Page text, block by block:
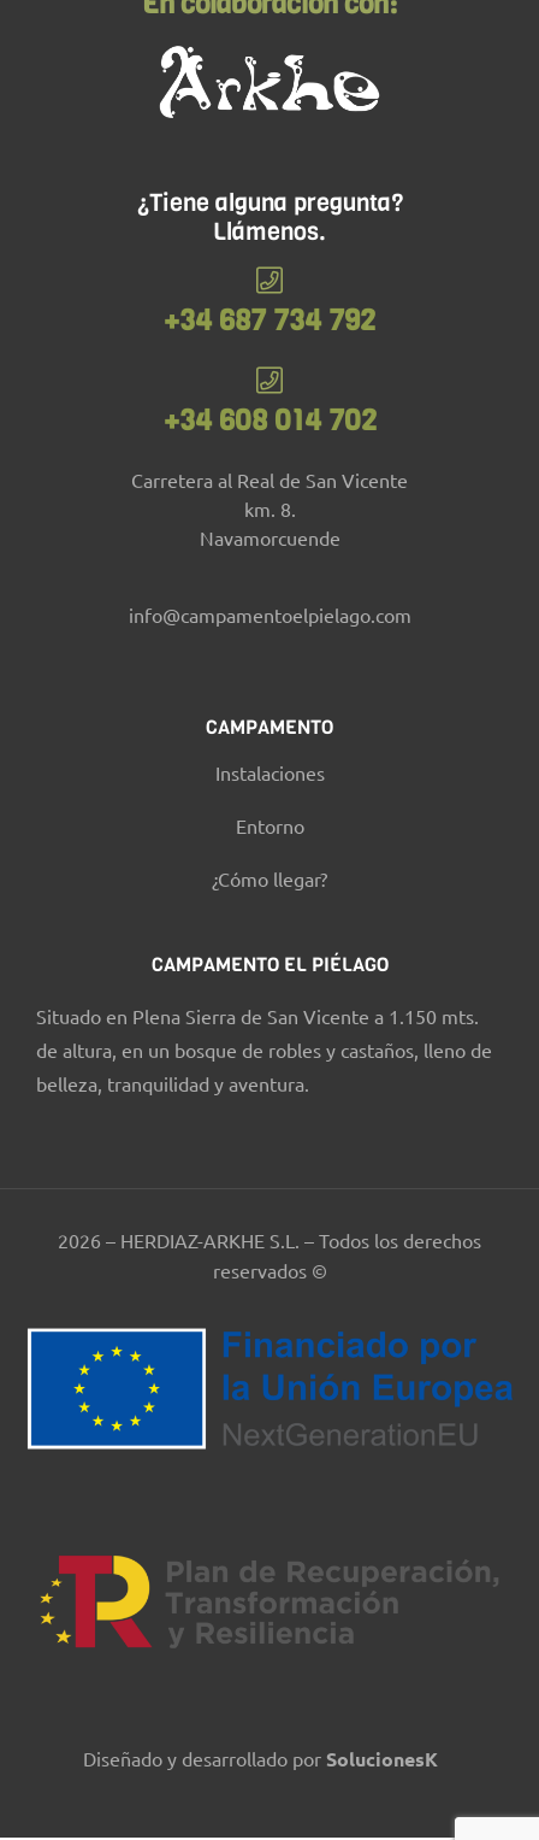
¿Tiene alguna pregunta?
Llámenos.
+34 687 734 792
+34 608 014 702
Carretera al Real de San Vicente
km. 8.
Navamorcuende
info@campamentoelpielago.com
CAMPAMENTO
Instalaciones
Entorno
¿Cómo llegar?
CAMPAMENTO EL PIÉLAGO
Situado en Plena Sierra de San Vicente a 1.150 mts.
de altura, en un bosque de robles y castaños, lleno de
belleza, tranquilidad y aventura.
2026 – HERDIAZ-ARKHE S.L. – Todos los derechos
reservados ©
Diseñado y desarrollado por SolucionesK